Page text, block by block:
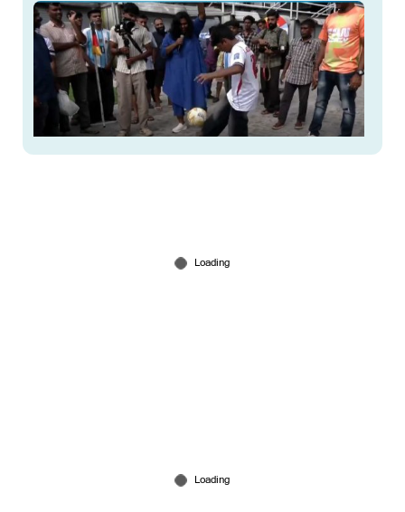
മാലിന്യക്കൂമ്പാരത്തിലെ അങ്കണവാടി മാറ്റും;